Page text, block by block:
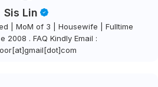
Sis Lin
| MoM of 3 | Housewife | Fulltime
2008 . FAQ Kindly Email :